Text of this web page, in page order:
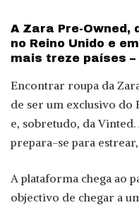
A Zara Pre-Owned,
no Reino Unido e
mais treze países
Encontrar roupa da
de ser um exclusivo do
e, sobretudo, da
prepara-se para
A plataforma chega ao
objectivo de chegar a